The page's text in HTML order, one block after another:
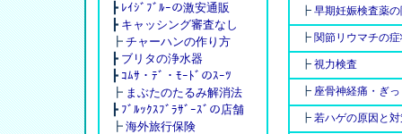
┣ ﾚｲｼﾞﾌﾞﾙｰの激安通販
┣ キャッシング審査なし
┣ チャーハンの作り方
┣ ブリタの浄水器
┣ ｺﾑｻ・ﾃﾞ・ﾓｰﾄﾞのｽｰﾂ
┣ まぶたのたるみ解消法
┣ ﾌﾞﾙｯｸｽﾌﾞﾗｻﾞｰｽﾞの店舗
┣ 海外旅行保険
┣ 早期妊娠検査薬
┣ 関節リウマチの
┣ 視力検査
┣ 座骨神経痛・ぎ
┣ 若ハゲの原因と